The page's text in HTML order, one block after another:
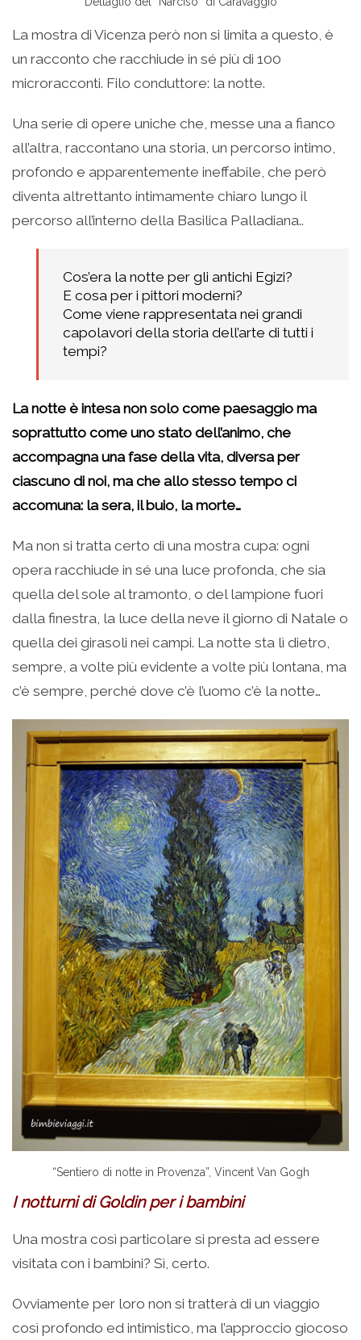
La mostra di Vicenza però non si limita a questo, è
un racconto che racchiude in sé più di 100
microracconti. Filo conduttore: la notte.
Una serie di opere uniche che, messe una a fianco
all’altra, raccontano una storia, un percorso intimo,
profondo e apparentemente ineffabile, che però
diventa altrettanto intimamente chiaro lungo il
percorso all’interno della Basilica Palladiana..
Cos’era la notte per gli antichi Egizi?
E cosa per i pittori moderni?
Come viene rappresentata nei grandi
capolavori della storia dell’arte di tutti i
tempi?
La notte è intesa non solo come paesaggio ma
soprattutto come uno stato dell’animo, che
accompagna una fase della vita, diversa per
ciascuno di noi, ma che allo stesso tempo ci
accomuna: la sera, il buio, la morte…
Ma non si tratta certo di una mostra cupa: ogni
opera racchiude in sé una luce profonda, che sia
quella del sole al tramonto, o del lampione fuori
dalla finestra, la luce della neve il giorno di Natale o
quella dei girasoli nei campi. La notte sta lì dietro,
sempre, a volte più evidente a volte più lontana, ma
c’è sempre, perché dove c’è l’uomo c’è la notte…
“Sentiero di notte in Provenza”, Vincent Van Gogh
I notturni di Goldin per i bambini
Una mostra così particolare si presta ad essere
visitata con i bambini? Sì, certo.
Ovviamente per loro non si tratterà di un viaggio
così profondo ed intimistico, ma l’approccio giocoso